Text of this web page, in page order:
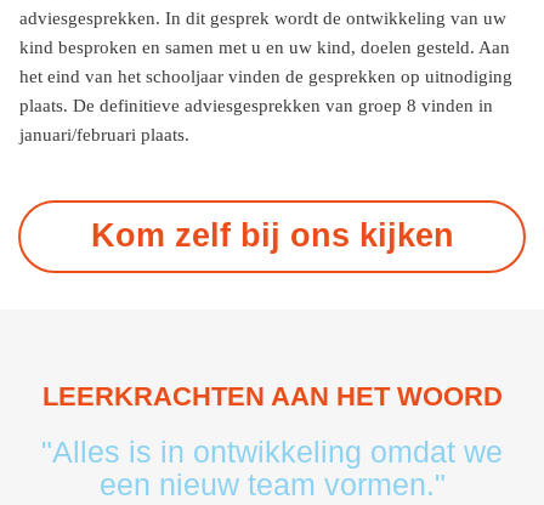
adviesgesprekken. In dit gesprek wordt de ontwikkeling van uw
kind besproken en samen met u en uw kind, doelen gesteld. Aan
het eind van het schooljaar vinden de gesprekken op uitnodiging
plaats. De definitieve adviesgesprekken van groep 8 vinden in
januari/februari plaats.
Kom zelf bij ons kijken
LEERKRACHTEN AAN HET WOORD
"Alles is in ontwikkeling omdat we
een nieuw team vormen."